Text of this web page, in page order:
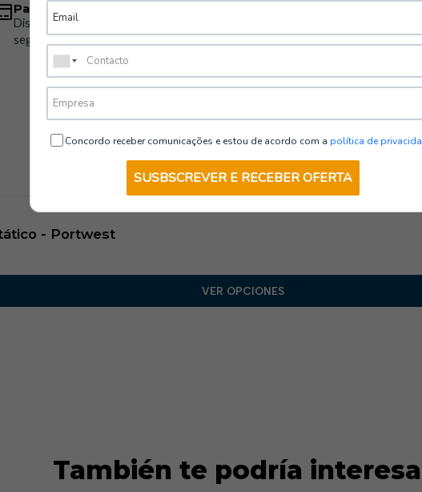
Pagos seguros
Disponemos de varios métodos de pago
seguros.
Polos multinorma
- Portwest
VER OPCIONES
También te podría
Concordo receber comunicações e estou de acordo com a política de
SUSBSCREVER E RECEBER OFERTA